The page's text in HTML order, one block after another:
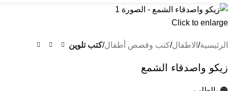
Click to enlarge
الرئيسية الاطفال كتب وقصص أطفال كتب تلوين
زيكو واصدقاء الشمع